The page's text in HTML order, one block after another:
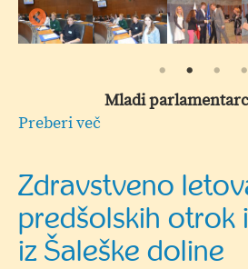
Mladi
Preberi več
otroški
parlament
Zdravstveno
predšolskih otrok
iz Šaleške doline